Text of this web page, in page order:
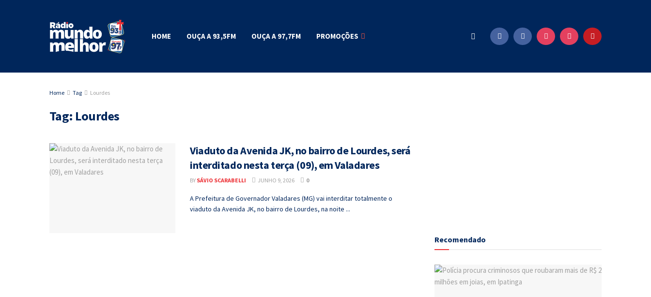
HOME OUÇA A 93,5FM OUÇA A 97,7FM PROMOÇÕES
Home Tag Lourdes
Tag: Lourdes
Viaduto da Avenida JK, no bairro de Lourdes, será
interditado nesta terça (09), em Valadares
BY SÁVIO SCARABELLI JUNHO 9, 2026 0
A Prefeitura de Governador Valadares (MG) vai interditar totalmente o
viaduto da Avenida JK, no bairro de Lourdes, na noite ...
Recomendado